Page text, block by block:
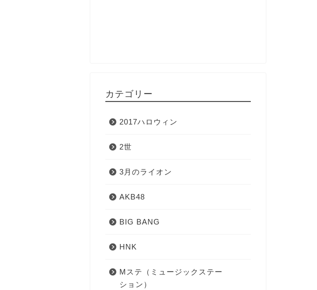
カテゴリー
2017ハロウィン
2世
3月のライオン
AKB48
BIG BANG
HNK
Mステ（ミュージックステー
ション）